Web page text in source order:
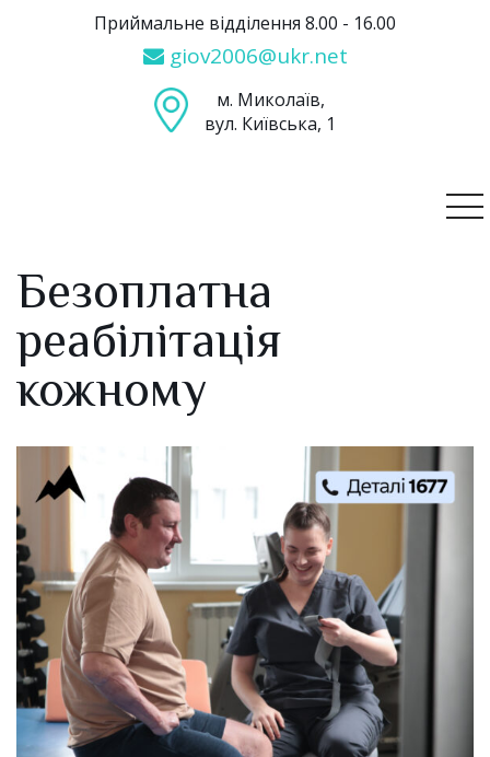
Приймальне відділення 8.00 - 16.00
giov2006@ukr.net
м. Миколаїв,
вул. Київська, 1
Безоплатна
реабілітація
кожному